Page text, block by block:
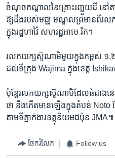
ចំណុច​កណ្តាល​នៃ​គ្រោះ​រញ្ជួយ​ដី នៅ​តា
ឱ្យ​ដឹងរបស់មជ្ឈ មណ្ឌល​ព្រមាន​ពីរ
ក្នុង​រដ្ឋហាវ៉ៃ​ សហរដ្ឋ​អាមេ រិក។
រលក​យក្សស៊ូណាមិ​មួយ​ក្នុង​កម្ពស់ ​១,២​ម៉
ដល់​ទីក្រុង Wajima ក្នុង​ខេត្ត
ប៉ុន្តែរលក​យក្សស៊ូណាមិដែល​ធំ​ជាង​នេះ​
ថា នឹងកើត​មាន​ឡើង​ក្នុង​តំបន់ Noto ដ
តាម​ទីភ្នាក់ងារ​ឧត្តុនិយម​ជប៉ុន JMA៕
ចែករំលែក Follow us